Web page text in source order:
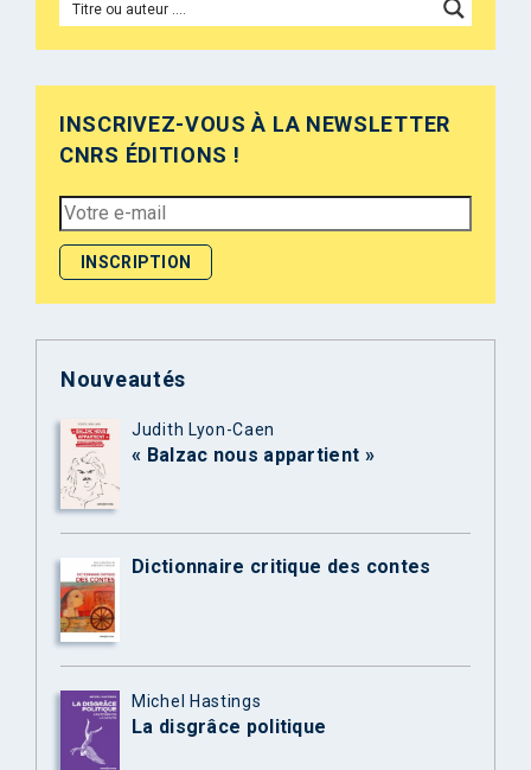
INSCRIVEZ-VOUS À LA NEWSLETTER
CNRS ÉDITIONS !
Nouveautés
Judith Lyon-Caen
« Balzac nous appartient »
Dictionnaire critique des contes
Michel Hastings
La disgrâce politique